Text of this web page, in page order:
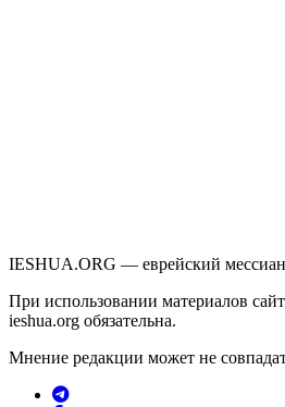
IESHUA.ORG — еврейский
При использовании материалов
ieshua.org обязательна.
Мнение редакции может не